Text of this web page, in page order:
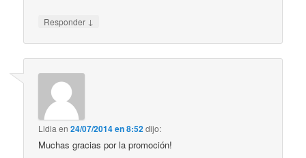
Responder ↓
Lidia en24/07/2014 en 8:52dijo:
Muchas gracias por la promoción!